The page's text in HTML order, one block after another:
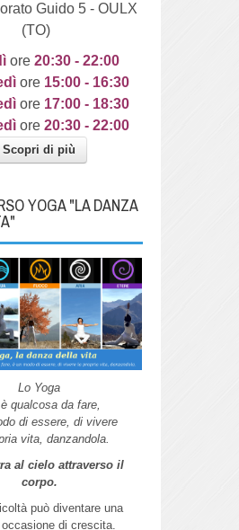
Guido 5 - OULX
(TO)
ore 20:30 - 22:00
ore 15:00 - 16:30
ore 17:00 - 18:30
ore 20:30 - 22:00
Scopri di più
Lo Yoga
qualcosa da fare,
di essere, di vivere
vita, danzandola.
al cielo attraverso il
corpo.
può diventare una
occasione di crescita.